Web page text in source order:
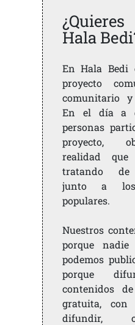
Hala
En Hala Bedi
proyecto
comunitario
En el día a
personas
proyecto,
realidad
tratando de
junto a los
populares.
Nuestros
porque
podemos
porque
contenidos
gratuita,
difundir,